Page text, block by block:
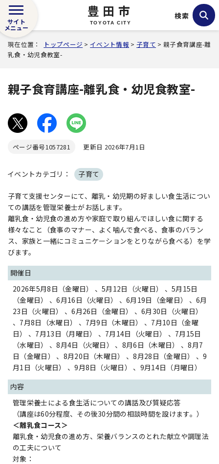
豊田市
TOYOTA CITY
サイト
メニュー
検索
現在位置： トップページ >イベント情報 >子育て > 親子食育講座-離
乳食・幼児食教室-
親子食育講座-離乳食・幼児食教室-
ページ番号1057281 更新日 2026年7月1日
イベントカテゴリ： 子育て
子育て支援センターにて、離乳・幼児期の好ましい食生活につい
ての講話を管理栄養士がお話します。
離乳食・幼児食の進め方や家庭で取り組んでほしい食に関する
様々なこと（食事のマナー、よく噛んで食べる、食事のバラン
ス、家族と一緒にコミュニケーションをとりながら食べる）を学
びます。
開催日
2026年5月8日（金曜日） 、5月12日（火曜日） 、5月15日
（金曜日） 、6月16日（火曜日） 、6月19日（金曜日） 、6月
23日（火曜日） 、6月26日（金曜日） 、6月30日（火曜日）
、7月8日（水曜日） 、7月9日（木曜日） 、7月10日（金曜
日） 、7月13日（月曜日） 、7月14日（火曜日） 、7月15日
（水曜日） 、8月4日（火曜日） 、8月6日（木曜日） 、8月7
日（金曜日） 、8月20日（木曜日） 、8月28日（金曜日） 、9
月1日（火曜日） 、9月8日（火曜日） 、9月14日（月曜日）
内容
管理栄養士による食生活についての講話及び質疑応答
（講座は60分程度、その後30分間の相談時間を設けます。）
＜離乳食コース＞
離乳食・幼児食の進め方、栄養バランスのとれた献立や調理法
の工夫について
対象：